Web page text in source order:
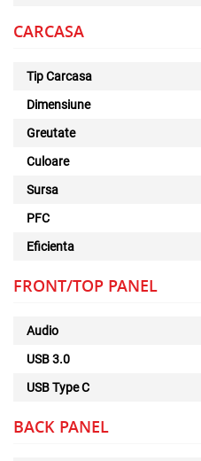
CARCASA
Tip Carcasa
Dimensiune
Greutate
Culoare
Sursa
PFC
Eficienta
FRONT/TOP PANEL
Audio
USB 3.0
USB Type C
BACK PANEL